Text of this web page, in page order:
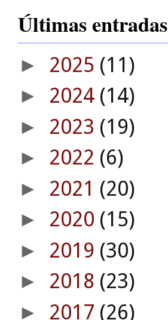
Últimas entradas
► 2025 (11)
► 2024 (14)
► 2023 (19)
► 2022 (6)
► 2021 (20)
► 2020 (15)
► 2019 (30)
► 2018 (23)
► 2017 (26)